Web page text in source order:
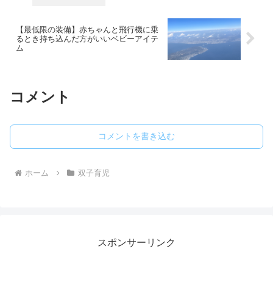
【最低限の装備】赤ちゃんと飛行機に乗
るとき持ち込んだ方がいいベビーアイテ
ム
コメント
コメントを書き込む
ホーム 双子育児
スポンサーリンク